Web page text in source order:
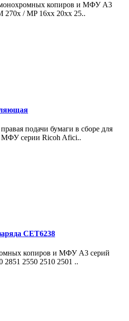
копиров и МФУ A3
270x / MP 16xx 20xx 25..
подачи бумаги в сборе для
серии Ricoh Afici..
CET6238
копиров и МФУ A3 серий
2851 2550 2510 2501 ..